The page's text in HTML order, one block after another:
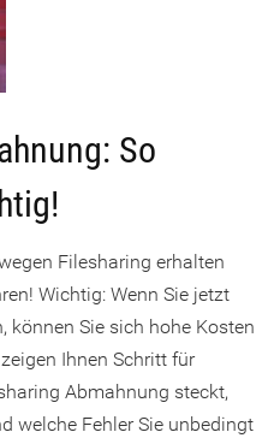
So
Filesharing erhalten
Wichtig: Wenn Sie jetzt
können Sie sich hohe Kosten
Ihnen Schritt für
Abmahnung steckt,
welche Fehler Sie unbedingt